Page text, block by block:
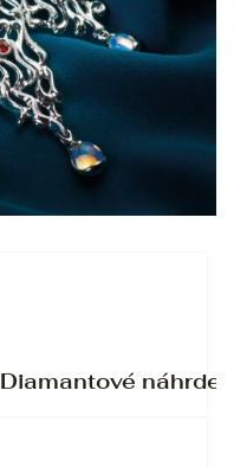
Diamantové